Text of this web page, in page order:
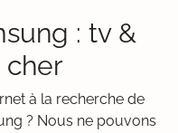
: tv &
cher
à la recherche de
? Nous ne pouvons